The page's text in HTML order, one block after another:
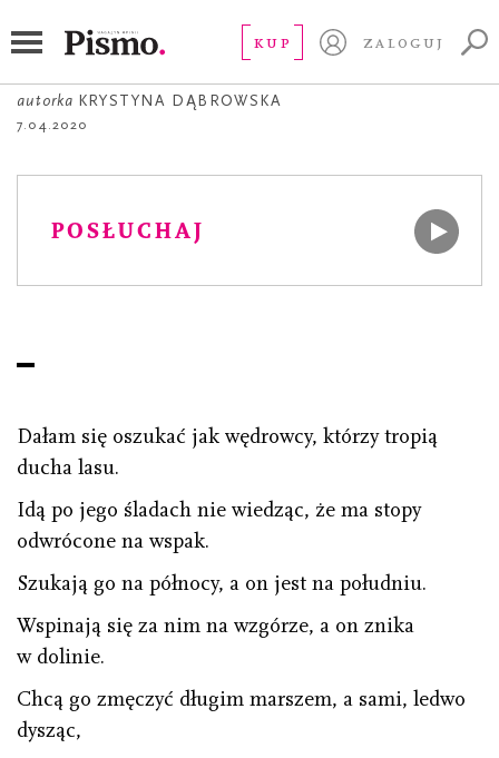
KUP ZALOGUJ
Duch lasu
autorka KRYSTYNA DĄBROWSKA
7.04.2020
POSŁUCHAJ
Dałam się oszukać jak wędrowcy, którzy tropią
ducha lasu.
Idą po jego śladach nie wiedząc, że ma stopy
odwrócone na wspak.
Szukają go na północy, a on jest na południu.
Wspinają się za nim na wzgórze, a on znika
w dolinie.
Chcą go zmęczyć długim marszem, a sami, ledwo
dysząc,